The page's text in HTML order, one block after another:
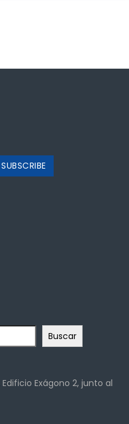
Buscar
Edificio Exágono 2, junto al